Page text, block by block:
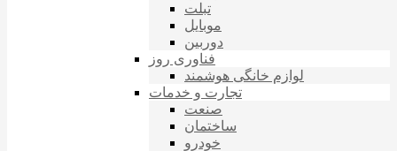
تبلت
موبایل
دوربین
فناوری روز
لوازم خانگی هوشمند
تجارت و خدمات
صنعت
ساختمان
خودرو